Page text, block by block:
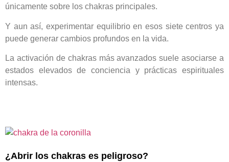
únicamente sobre los chakras principales.
Y aun así, experimentar equilibrio en esos siete centros ya
puede generar cambios profundos en la vida.
La activación de chakras más avanzados suele asociarse a
estados elevados de conciencia y prácticas espirituales
intensas.
¿Abrir los chakras es peligroso?